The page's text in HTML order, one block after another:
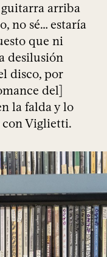
arriba
no sé… estaría
que ni
desilusión
disco, por
del]
la falda y lo
con Viglietti.